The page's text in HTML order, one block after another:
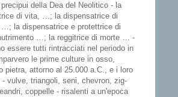
della Dea del Neolitico - la
di vita, …; la dispensatrice di
la dispensatrice e protettrice di
…; la reggitrice di morte … -
essere tutti rintracciati nel periodo in
le prime culture in osso,
pietra, attorno al 25.000 a.C., e i loro
- vulve, triangoli, seni, chevron, zig-
coppelle - risalenti a un'epoca